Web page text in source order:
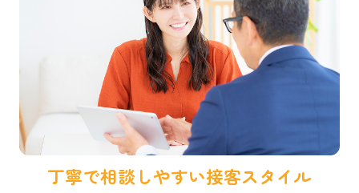
丁寧で相談しやすい接客スタイル